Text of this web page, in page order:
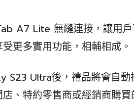
A7 Lite 無縫連接，讓用
更多實用功能，相輔相成。
S23 Ultra後，禮品將會自動
、特約零售商或經銷商購買